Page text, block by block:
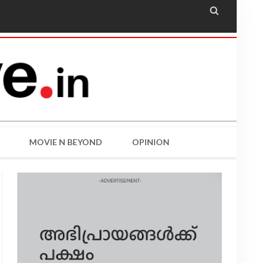

MOVIE N BEYOND OPINION